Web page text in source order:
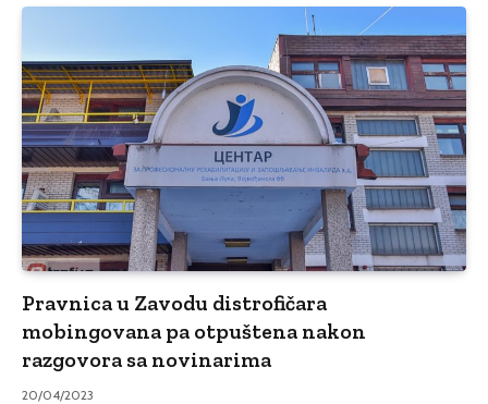
Pravnica u Zavodu distrofičara
mobingovana pa otpuštena nakon
razgovora sa novinarima
20/04/2023